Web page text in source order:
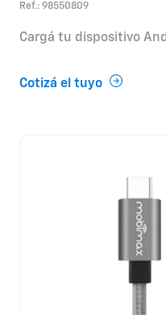
Ref.: 98550809
Cargá tu dispositivo
Cotizá el tuyo